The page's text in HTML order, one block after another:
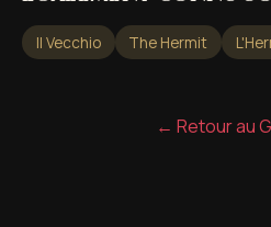
Il Vecchio The Hermit
← Retour au